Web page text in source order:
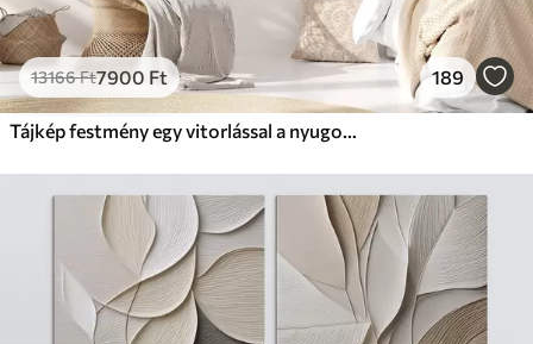
13166Ft7900 Ft 189
Tájkép festmény egy vitorlással a nyugodt tengeren, narancssárga és sárga égbolt, távoli hegyek